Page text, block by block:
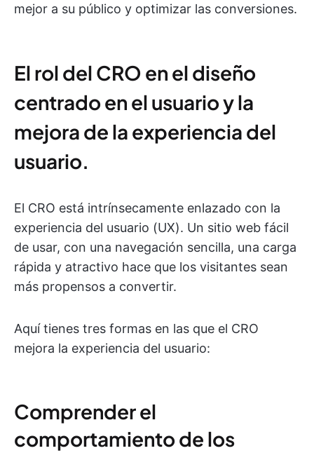
mejor a su público y optimizar las conversiones.
El rol del CRO en el diseño
centrado en el usuario y la
mejora de la experiencia del
usuario.
El CRO está intrínsecamente enlazado con la
experiencia del usuario (UX). Un sitio web fácil
de usar, con una navegación sencilla, una carga
rápida y atractivo hace que los visitantes sean
más propensos a convertir.
Aquí tienes tres formas en las que el CRO
mejora la experiencia del usuario:
Comprender el
comportamiento de los